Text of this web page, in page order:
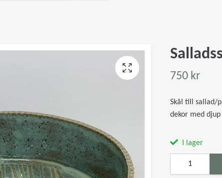
750 kr
Skål till sallad/
dekor med djup
I lager